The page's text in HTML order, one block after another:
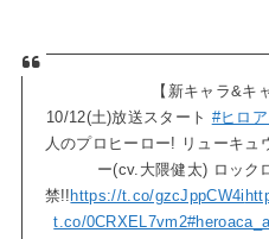
【新キャラ&キ
10/12(土)放送スタート #ヒロア
人のプロヒーロー! リューキュ
ー(cv.大隈健太) ロック
禁!! https://t.co/gzcJppCW4i
t.co/0CRXEL7vm2